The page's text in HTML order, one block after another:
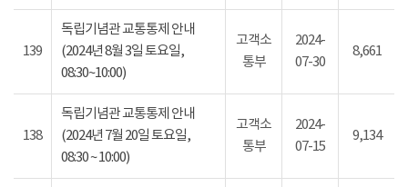
139
독립기념관 교통통제 안내
(2024년 8월 3일 토요일,
08:30~10:00)
고객소
통부
2024-
07-30
8,661
138
독립기념관 교통통제 안내
(2024년 7월 20일 토요일,
08:30 ~ 10:00)
고객소
통부
2024-
07-15
9,134